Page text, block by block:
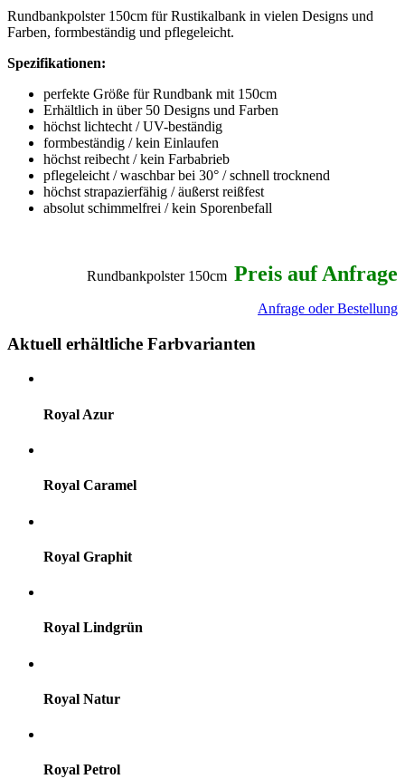
Rundbankpolster 150cm für Rustikalbank in vielen Designs und
Farben, formbeständig und pflegeleicht.
Spezifikationen:
perfekte Größe für Rundbank mit 150cm
Erhältlich in über 50 Designs und Farben
höchst lichtecht / UV-beständig
formbeständig / kein Einlaufen
höchst reibecht / kein Farbabrieb
pflegeleicht / waschbar bei 30° / schnell trocknend
höchst strapazierfähig / äußerst reißfest
absolut schimmelfrei / kein Sporenbefall
Rundbankpolster 150cm Preis auf Anfrage
Anfrage oder Bestellung
Aktuell erhältliche Farbvarianten
Royal Azur
Royal Caramel
Royal Graphit
Royal Lindgrün
Royal Natur
Royal Petrol